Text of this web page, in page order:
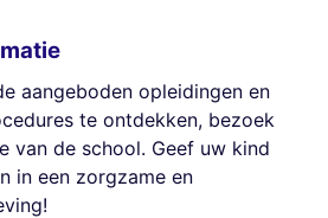
aangeboden opleidingen en
te ontdekken, bezoek
van de school. Geef uw kind
in een zorgzame en